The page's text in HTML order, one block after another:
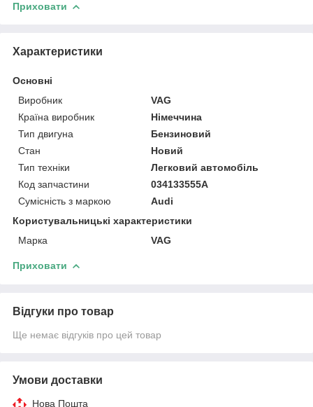
Приховати
Характеристики
Основні
Виробник
VAG
Країна виробник
Німеччина
Тип двигуна
Бензиновий
Стан
Новий
Тип техніки
Легковий автомобіль
Код запчастини
034133555A
Сумісність з маркою
Audi
Користувальницькі характеристики
Марка
VAG
Приховати
Відгуки про товар
Ще немає відгуків про цей товар
Умови доставки
Нова Пошта